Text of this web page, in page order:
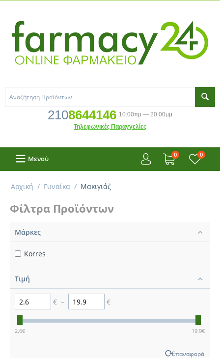
2108644146 10:00πμ — 20:00μμ
Τηλεφωνικές Παραγγελίες
Μενού 0 0
Αρχική / Γυναίκα / Μακιγιάζ
Φίλτρα Προϊόντων
Μάρκες
Korres
Τιμή
€ – €
2.6€ 19.9€
Επαναφορά